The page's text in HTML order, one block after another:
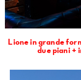
Lione in grande
due piani +